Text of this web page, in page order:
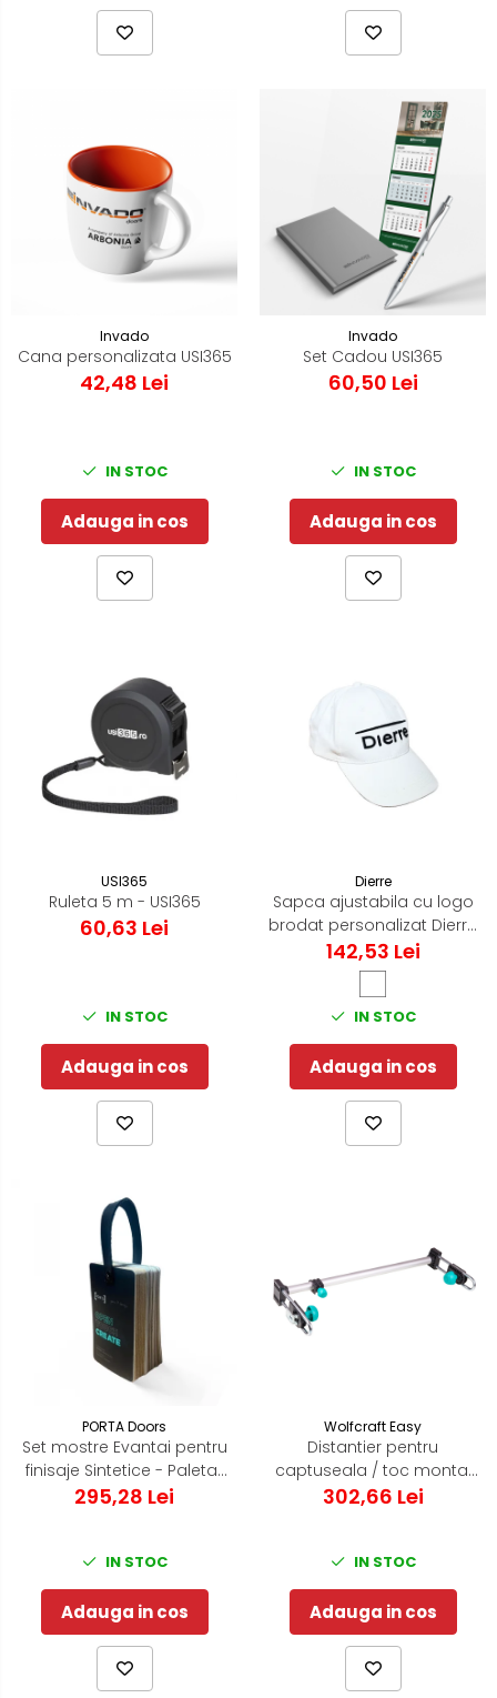
Invado
Cana personalizata USI365
42,48 Lei
IN STOC
Adauga in cos
Invado
Set Cadou USI365
60,50 Lei
IN STOC
Adauga in cos
USI365
Ruleta 5 m - USI365
60,63 Lei
IN STOC
Adauga in cos
Dierre
Sapca ajustabila cu logo
brodat personalizat Dierre
- Alb
142,53 Lei
IN STOC
Adauga in cos
PORTA Doors
Set mostre Evantai pentru
finisaje Sintetice - Paletar
Porta Doors
295,28 Lei
IN STOC
Adauga in cos
Wolfcraft Easy
Distantier pentru
captuseala / toc montaj
usa de interior - Wolfcraft
302,66 Lei
IN STOC
Adauga in cos